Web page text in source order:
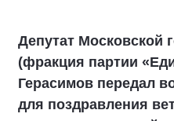
Депутат Московской
(фракция партии
Герасимов передал
для поздравления